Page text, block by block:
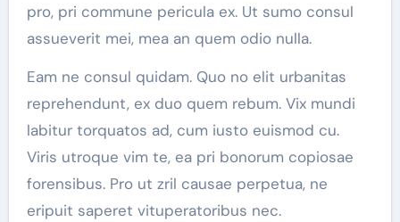
pro, pri commune pericula ex. Ut sumo consul
assueverit mei, mea an quem odio nulla.
Eam ne consul quidam. Quo no elit urbanitas
reprehendunt, ex duo quem rebum. Vix mundi
labitur torquatos ad, cum iusto euismod cu.
Viris utroque vim te, ea pri bonorum copiosae
forensibus. Pro ut zril causae perpetua, ne
eripuit saperet vituperatoribus nec.